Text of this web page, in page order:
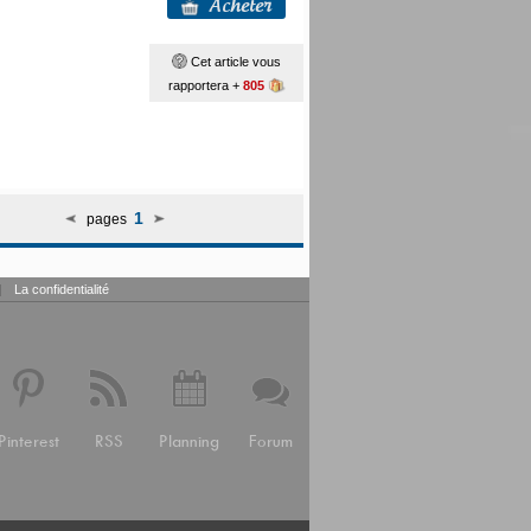
Cet article vous
rapportera + 805
pages 1
| La confidentialité
RSS Planning Forum